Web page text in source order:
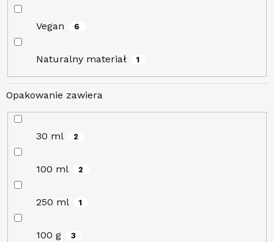
Vegan 6
Naturalny materiał 1
Opakowanie zawiera
30 ml 2
100 ml 2
250 ml 1
100 g 3